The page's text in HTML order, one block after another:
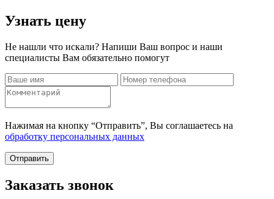
Узнать цену
Не нашли что искали? Напиши Ваш вопрос и наши
специалисты Вам обязательно помогут
Нажимая на кнопку “Отправить”, Вы соглашаетесь на
обработку персональных данных
Отправить
Заказать звонок